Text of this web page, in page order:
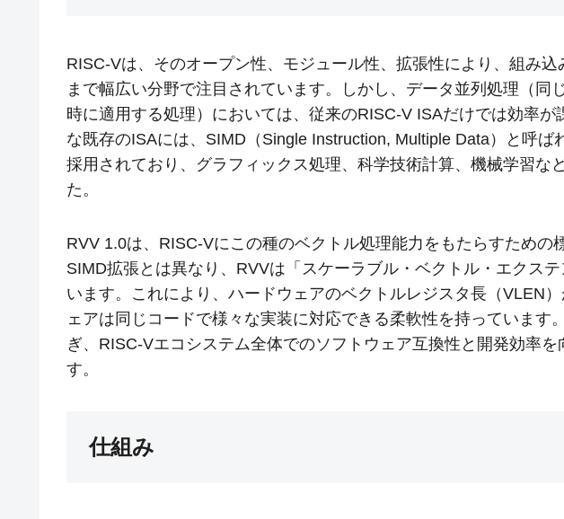
RISC-Vは、そのオープン性、モジュール性、拡張性により、組み
まで幅広い分野で注目されています。しかし、データ並列処理（同
時に適用する処理）においては、従来のRISC-V ISAだけでは効率が
な既存のISAには、SIMD（Single Instruction, Multiple Data）と呼ば
採用されており、グラフィックス処理、科学技術計算、機械学習な
た。
RVV 1.0は、RISC-Vにこの種のベクトル処理能力をもたらすための
SIMD拡張とは異なり、RVVは「スケーラブル・ベクトル・エクス
います。これにより、ハードウェアのベクトルレジスタ長（VLEN
ェアは同じコードで様々な実装に対応できる柔軟性を持っています
ぎ、RISC-Vエコシステム全体でのソフトウェア互換性と開発効率
す。
仕組み